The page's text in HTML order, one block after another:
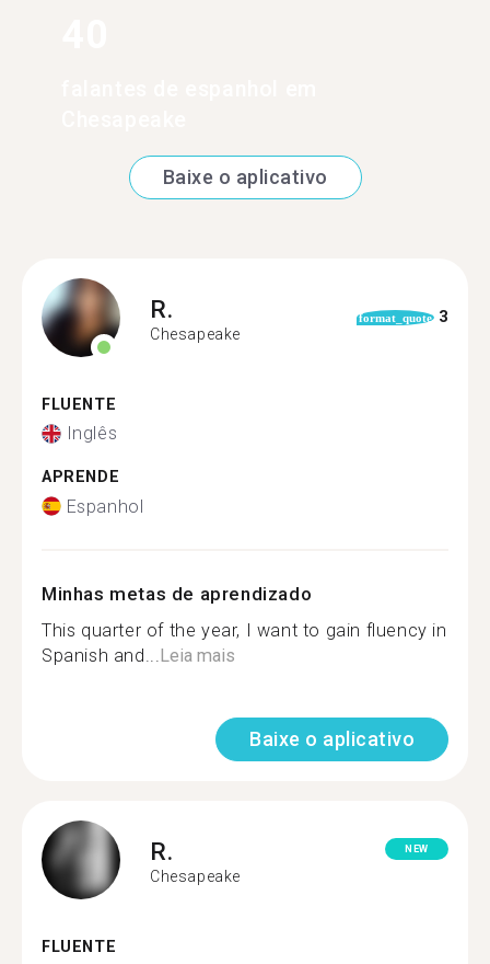
Baixe o aplicativo
R.
Chesapeake
format_quote 3
FLUENTE
Inglês
APRENDE
Espanhol
Minhas metas de aprendizado
This quarter of the year, I want to gain fluency in
Spanish and... Leia mais
Baixe o aplicativo
R.
Chesapeake
NEW
FLUENTE